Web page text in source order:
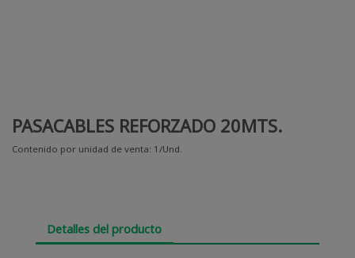
PASACABLES REFORZADO 20MTS.
Contenido por unidad de venta: 1/Und.
Detalles del producto